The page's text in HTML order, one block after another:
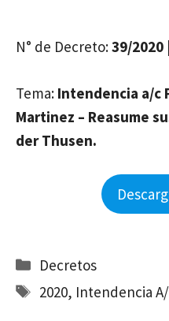
N° de Decreto:39/2020
Tema: Intendencia a/c
Martinez – Reasume
der Thusen.
Categorías
Decretos
Etiquetas
2020, Intendencia